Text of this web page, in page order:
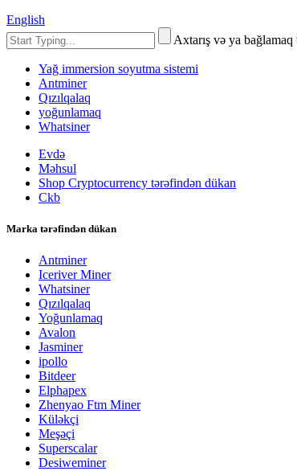
English
Axtarış və ya
Yağ immersion soyutma sistemi
Antminer
Qızılqalaq
yoğunlamaq
Whatsiner
Evdə
Məhsul
Shop Cryptocurrency tərəfindən dükan
Ckb
Marka tərəfindən dükan
Antminer
Iceriver Miner
Whatsiner
Qızılqalaq
Yoğunlamaq
Avalon
Jasminer
ipollo
Bitdeer
Elphapex
Zhenyao Ftm Miner
Küləkçi
Meşəçi
Superscalar
Desiweminer